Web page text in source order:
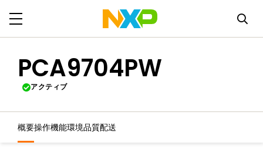
PCA9704PW
アクティブ
概要操作機能環境品質配送